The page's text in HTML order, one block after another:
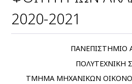
2020-2021
ΠΑΝΕΠΙΣΤΗΜΙΟ
ΠΟΛΥΤΕΧΝΙΚΗ
ΤΜΗΜΑ ΜΗΧΑΝΙΚΩΝ